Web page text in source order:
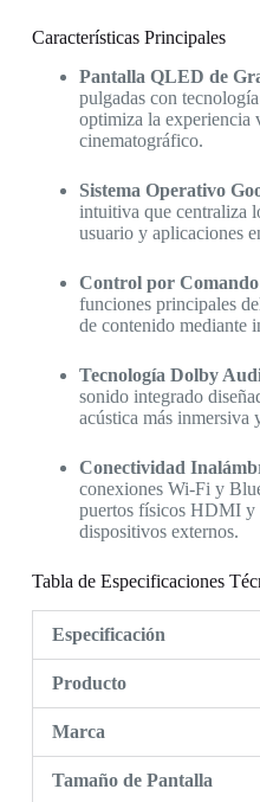
Características Principales
Pantalla QLED de
pulgadas con
optimiza la experiencia
cinematográfico.
Sistema Operativo
intuitiva que centraliza
usuario y aplicaciones
Control por Comando
funciones principales
de contenido mediante
Tecnología Dolby
sonido integrado
acústica más inmersiva
Conectividad
conexiones Wi-Fi y
puertos físicos HDMI y
dispositivos externos.
Tabla de Especificaciones
Especificación
Producto
Marca
Tamaño de Pantalla